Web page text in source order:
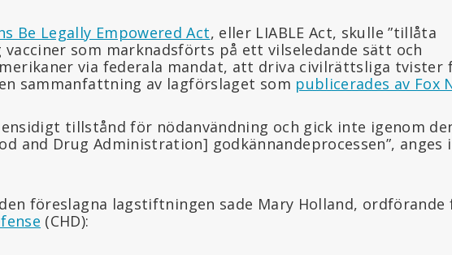
Be Legally Empowered Act, eller LIABLE Act, skulle ”tillåta
som marknadsförts på ett vilseledande sätt och
via federala mandat, att driva civilrättsliga tvister
sammanfattning av lagförslaget som publicerades av Fox
ensidigt tillstånd för nödanvändning och gick inte igenom
and Drug Administration] godkännandeprocessen”, anges i
föreslagna lagstiftningen sade Mary Holland, ordförande
(CHD):